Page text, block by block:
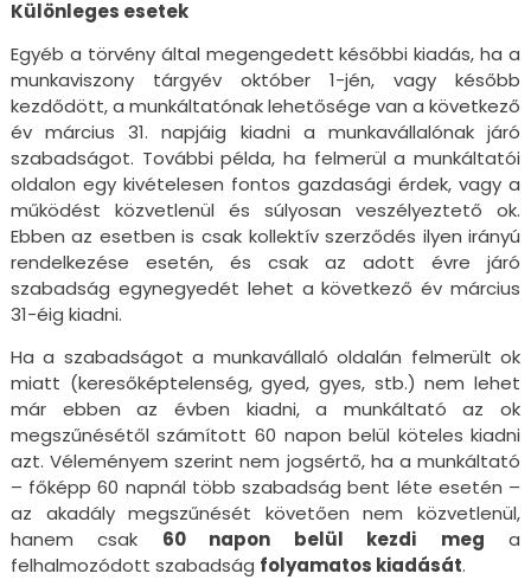
Különleges esetek
Egyéb a törvény által megengedett későbbi kiadás, ha a
munkaviszony tárgyév október 1-jén, vagy később
kezdődött, a munkáltatónak lehetősége van a következő
év március 31. napjáig kiadni a munkavállalónak járó
szabadságot. További példa, ha felmerül a munkáltatói
oldalon egy kivételesen fontos gazdasági érdek, vagy a
működést közvetlenül és súlyosan veszélyeztető ok.
Ebben az esetben is csak kollektív szerződés ilyen irányú
rendelkezése esetén, és csak az adott évre járó
szabadság egynegyedét lehet a következő év március
31-éig kiadni.
Ha a szabadságot a munkavállaló oldalán felmerült ok
miatt (keresőképtelenség, gyed, gyes, stb.) nem lehet
már ebben az évben kiadni, a munkáltató az ok
megszűnésétől számított 60 napon belül köteles kiadni
azt. Véleményem szerint nem jogsértő, ha a munkáltató
– főképp 60 napnál több szabadság bent léte esetén –
az akadály megszűnését követően nem közvetlenül,
hanem csak 60 napon belül kezdi meg a
felhalmozódott szabadság folyamatos kiadását.